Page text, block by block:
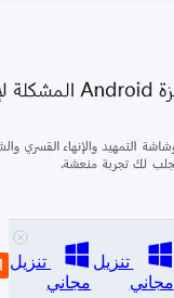
تنزيل
مجاني
تنزيل
مجاني